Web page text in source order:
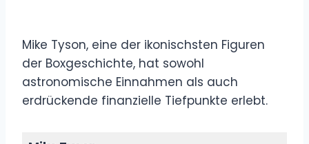
Mike Tyson, eine der ikonischsten Figuren
der Boxgeschichte, hat sowohl
astronomische Einnahmen als auch
erdrückende finanzielle Tiefpunkte erlebt.